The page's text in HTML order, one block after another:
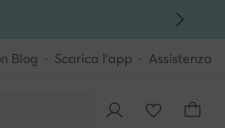
Blog Scarica l'app Assistenza